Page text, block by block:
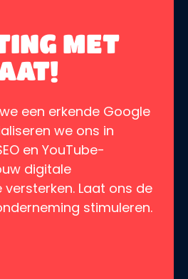
MET
een erkende Google
we ons in
en YouTube-
digitale
Laat ons de
stimuleren.